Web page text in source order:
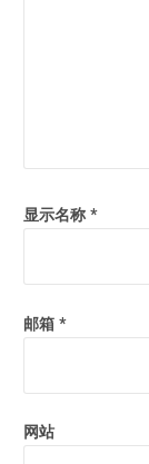
显示名称 *
邮箱 *
网站